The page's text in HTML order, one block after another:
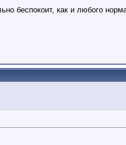
беспокоит, как и любого